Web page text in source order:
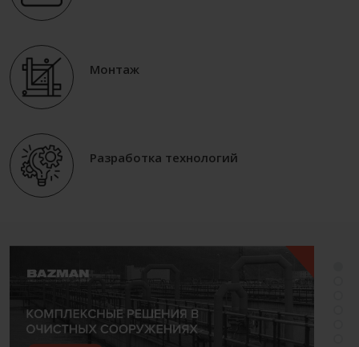
Монтаж
Разработка технологий